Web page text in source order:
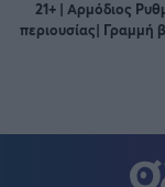
21+ | Αρμόδιος
περιουσίας| Γραμμή